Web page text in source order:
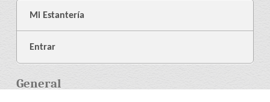
Mi Estantería
Entrar
General